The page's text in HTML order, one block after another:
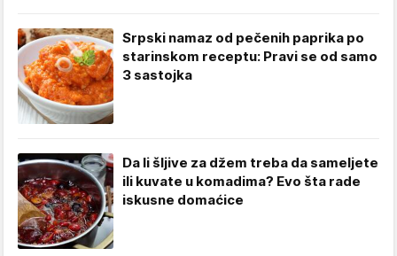
Srpski namaz od pečenih paprika po
starinskom receptu: Pravi se od samo
3 sastojka
Da li šljive za džem treba da sameljete
ili kuvate u komadima? Evo šta rade
iskusne domaćice